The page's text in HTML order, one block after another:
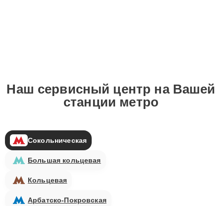
Наш сервисный центр на Вашей
станции метро
Сокольническая
Большая кольцевая
Кольцевая
Арбатско-Покровская